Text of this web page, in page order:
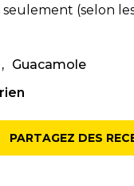
(selon
Guacamole
PARTAGEZ DES